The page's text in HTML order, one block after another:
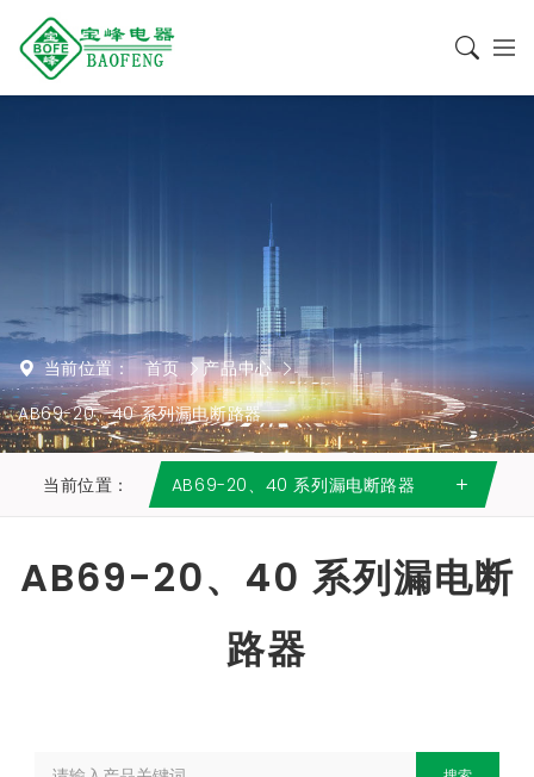
当前位置： 首页
产品中心
AB69-20、40 系列漏电断路器
当前位置： AB69-20、40 系列漏电断路器
AB69-20、40 系列漏电断
路器